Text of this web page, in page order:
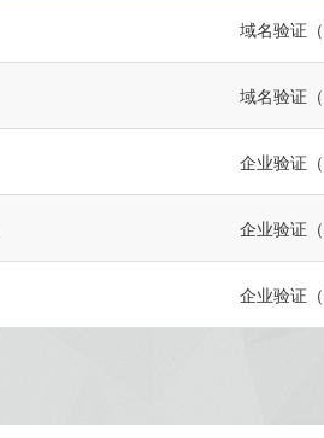
域名验证（
域名验证（
企业验证（
企业验证（
企业验证（